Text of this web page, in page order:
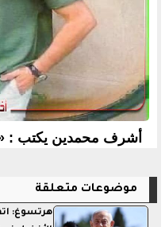
أشرف محمدين يكتب :
موضوعات متعلقة
هرتسوغ: